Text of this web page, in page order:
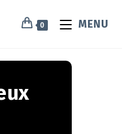
0 MENU